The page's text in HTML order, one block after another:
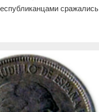
сражались